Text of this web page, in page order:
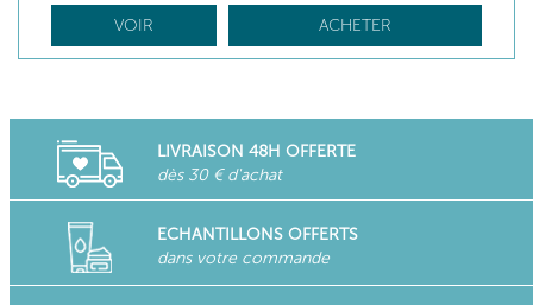
VOIR ACHETER
LIVRAISON 48H OFFERTE
dès 30 € d'achat
ECHANTILLONS OFFERTS
dans votre commande